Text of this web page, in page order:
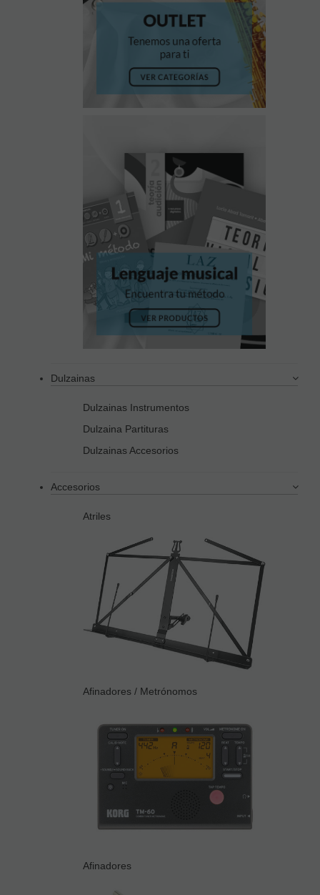
Dulzainas
Dulzainas Instrumentos
Dulzaina Partituras
Dulzainas Accesorios
Accesorios
Atriles
Afinadores / Metrónomos
Afinadores